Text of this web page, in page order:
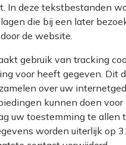
In deze tekstbestanden
die bij een later
de website.
gebruik van tracking
voor heeft gegeven. Dit
over uw
kunnen doen voor
uw toestemming te allen
worden uiterlijk op